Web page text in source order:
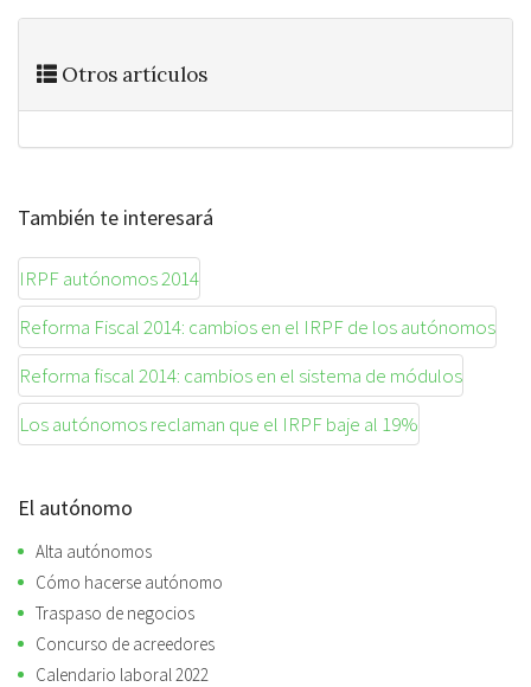
Otros artículos
También te interesará
IRPF autónomos 2014
Reforma Fiscal 2014: cambios en el IRPF de los autónomos
Reforma fiscal 2014: cambios en el sistema de módulos
Los autónomos reclaman que el IRPF baje al 19%
El autónomo
Alta autónomos
Cómo hacerse autónomo
Traspaso de negocios
Concurso de acreedores
Calendario laboral 2022